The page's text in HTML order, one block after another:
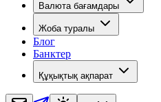
Валюта бағамдары
Жоба туралы
Блог
Банктер
Құқықтық ақпарат